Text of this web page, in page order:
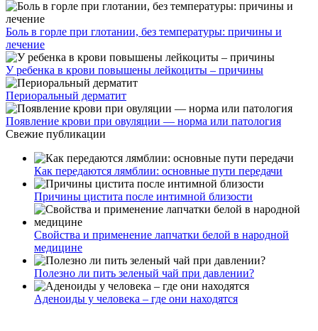
Боль в горле при глотании, без температуры: причины и
лечение
У ребенка в крови повышены лейкоциты – причины
Периоральный дерматит
Появление крови при овуляции — норма или патология
Свежие публикации
Как передаются лямблии: основные пути передачи
Причины цистита после интимной близости
Свойства и применение лапчатки белой в народной
медицине
Полезно ли пить зеленый чай при давлении?
Аденоиды у человека – где они находятся